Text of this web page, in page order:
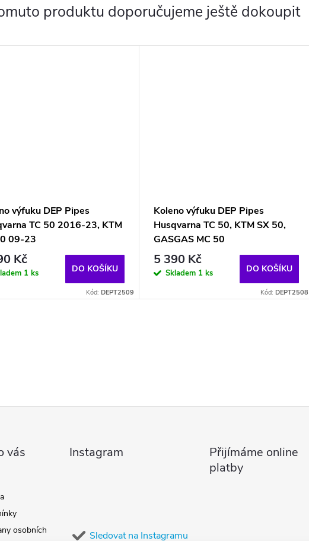
produktu doporučujeme ještě dokoupit
výfuku DEP Pipes
TC 50 2016-23, KTM
09-23
Kč
1 ks DO KOŠÍKU
Kód: DEPT2509
Koleno výfuku DEP Pipes
Husqvarna TC 50, KTM SX 50,
GASGAS MC 50
5 390 Kč
Skladem 1 ks DO KOŠÍKU
Kód: DEPT2508
vás
osobních
Instagram
Sledovat na Instagramu
Přijímáme online
platby